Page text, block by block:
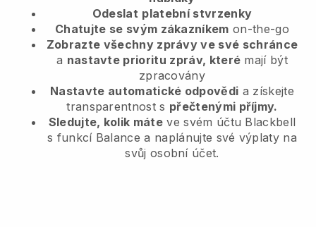
Odeslat platební stvrzenky
Chatujte se svým zákazníkem on-the-go
Zobrazte všechny zprávy ve své schránce
a nastavte prioritu zpráv, které mají být
zpracovány
Nastavte automatické odpovědi a získejte
transparentnost s přečtenými příjmy.
Sledujte, kolik máte ve svém účtu Blackbell
s funkcí Balance a naplánujte své výplaty na
svůj osobní účet.